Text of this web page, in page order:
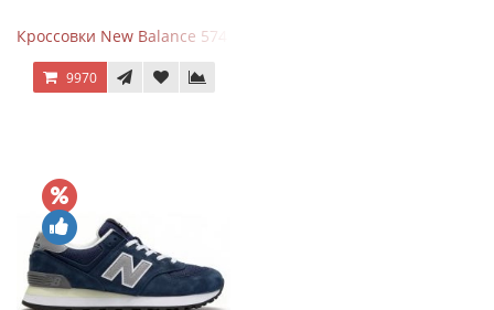
Кроссовки New Balance 574 Power Beige Pink
9970